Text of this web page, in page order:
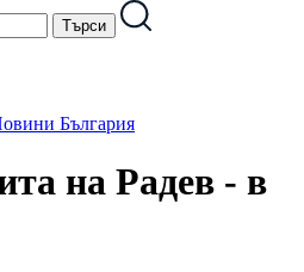
България
на Радев - в